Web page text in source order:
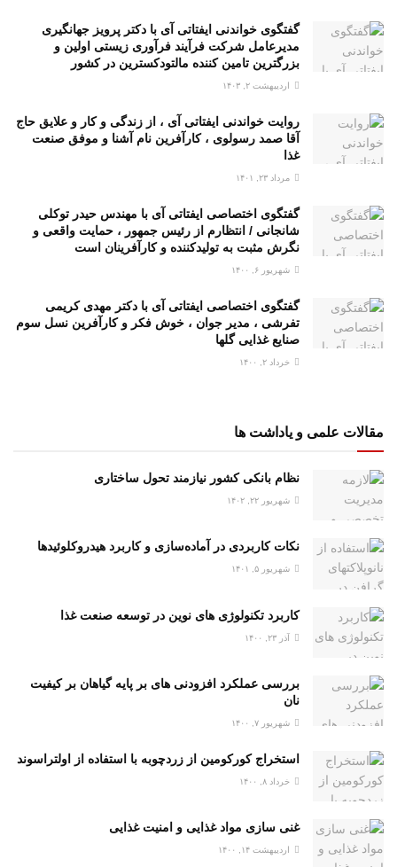
گفتگوی خواندنی ایفتاتی آی با دکتر پرویز جهانگیری
مدیرعامل شرکت فرآیند فرآوری زیستی اولین و
بزرگترین تامین کننده مالتودکسترین در کشور
اردیبهشت ۲, ۱۴۰۳
روایت خواندنی ایفتاتی آی ، از زندگی و کار و علایق حاج
آقا صمد رسولوی ، کارآفرین نام آشنا و موفق صنعت
غذا
مرداد ۲۳, ۱۴۰۱
گفتگوی اختصاصی ایفتاتی آی با مهندس حیدر توکلی
شانجانی / انتظارم از رئیس جمهور ، حمایت واقعی و
نگرش مثبت به تولیدکننده و کارآفرینان است
شهریور ۶, ۱۴۰۰
گفتگوی اختصاصی ایفتاتی آی با دکتر مهدی کریمی
تفرشی ، مدیر جوان ، خوش فکر و کارآفرین نسل سوم
صنایع غذایی گلها
خرداد ۲, ۱۴۰۰
مقالات علمی و یاداشت ها
نظام بانکی کشور نیازمند تحول ساختاری
شهریور ۲۲, ۱۴۰۲
نکات کاربردی در آماده‌سازی و کاربرد هیدروکلوئیدها
شهریور ۵, ۱۴۰۱
کاربرد تکنولوژی های نوین در توسعه صنعت غذا
آذر ۲۳, ۱۴۰۰
بررسی عملکرد افزودنی های بر پایه گیاهان بر کیفیت
نان
شهریور ۷, ۱۴۰۰
استخراج کورکومین از زردچوبه با استفاده از اولتراسوند
خرداد ۸, ۱۴۰۰
غنی سازی مواد غذایی و امنیت غذایی
اردیبهشت ۱۴, ۱۴۰۰